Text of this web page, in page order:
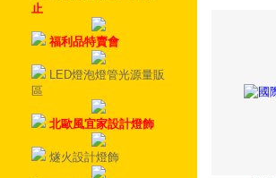
止
福利品特賣會
LED燈泡燈管光源量販
區
北歐風宜家設計燈飾
燧火設計燈飾